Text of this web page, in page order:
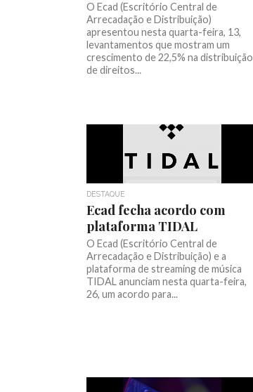
O Ecad (Escritório Central de
Arrecadação e Distribuição)
apresentou nesta quarta-feira, 13,
levantamentos que mostram um
crescimento de 22,5% na distribuição
de direitos...
DESTAQUE
Ecad fecha acordo com
plataforma TIDAL
O Ecad (Escritório Central de
Arrecadação e Distribuição) e a
plataforma de streaming de música
TIDAL anunciam nesta quarta-feira,
26, um acordo para...